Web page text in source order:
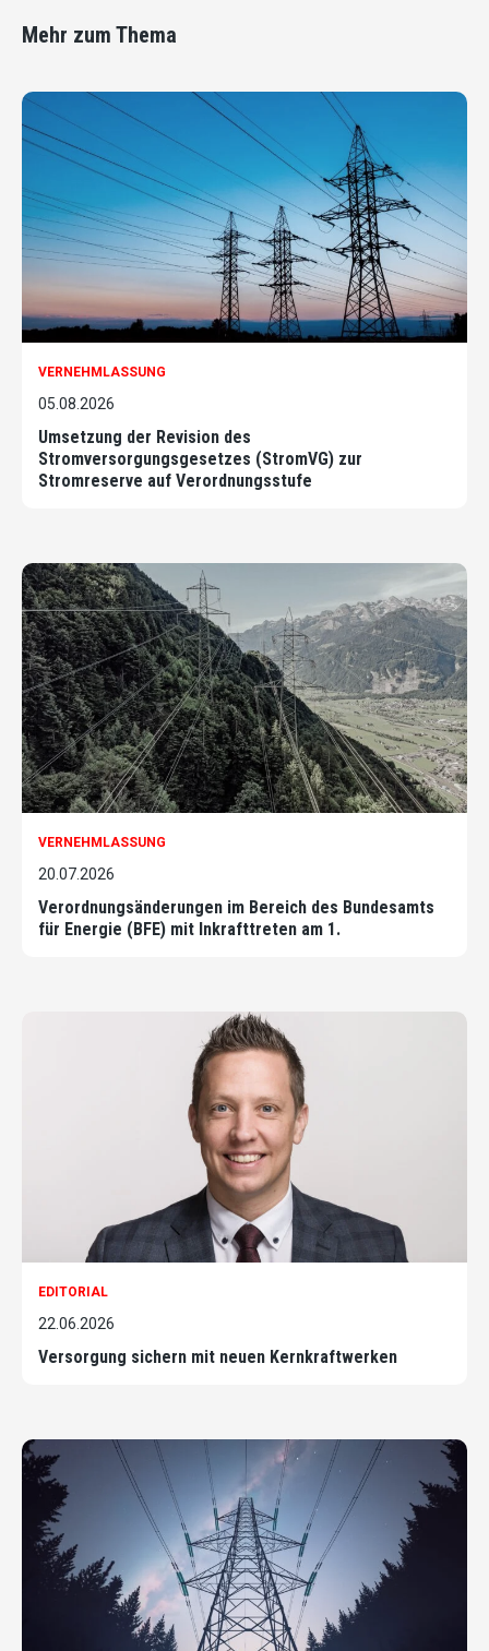
Mehr zum Thema
VERNEHMLASSUNG
05.08.2026
Umsetzung der Revision des
Stromversorgungsgesetzes (StromVG) zur
Stromreserve auf Verordnungsstufe
VERNEHMLASSUNG
20.07.2026
Verordnungsänderungen im Bereich des Bundesamts
für Energie (BFE) mit Inkrafttreten am 1.
EDITORIAL
22.06.2026
Versorgung sichern mit neuen Kernkraftwerken